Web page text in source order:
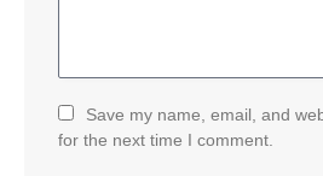
Save my name, email, and
for the next time I comment.